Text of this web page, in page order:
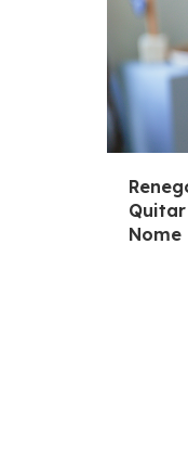
Nome